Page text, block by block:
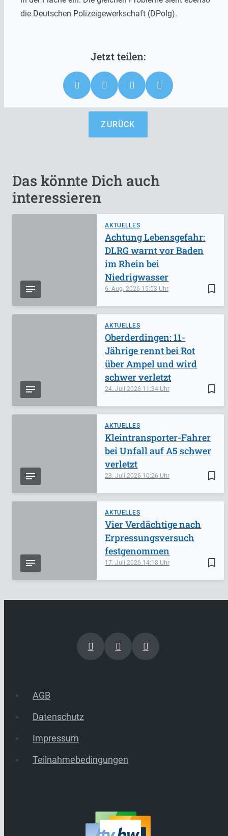
die Deutschen Polizeigewerkschaft (DPolg).
ZURÜCK
Das könnte Dich auch
interessieren
AKTUELLES
bookmark_border
6. Aug. 2026 15:53
Achtung Lebensgefahr:
DLRG warnt vor Baden
im Rhein bei
Niedrigwasser
AKTUELLES
bookmark_border
24. Juli 2026 11:34
Oberderdingen: 11-
Jährige rennt bei Rot
über Ampel und wird
schwer verletzt
AKTUELLES
bookmark_border
23. Juli 2026 10:26
Kleintransporter-Fahrer
bei Unfall auf A5 schwer
verletzt
AKTUELLES
bookmark_border
17. Juli 2026 14:18
Vier Verdächtige nach
Erpressungsversuch
festgenommen
AGB
Datenschutz
Impressum
Teilnahmebedingungen